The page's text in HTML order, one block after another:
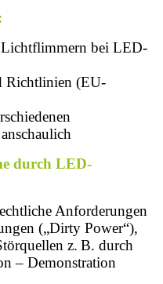
Lichtflimmern bei LED-
Richtlinien (EU-
durch LED-
Anforderungen
(„Dirty Power“),
z. B. durch
– Demonstration